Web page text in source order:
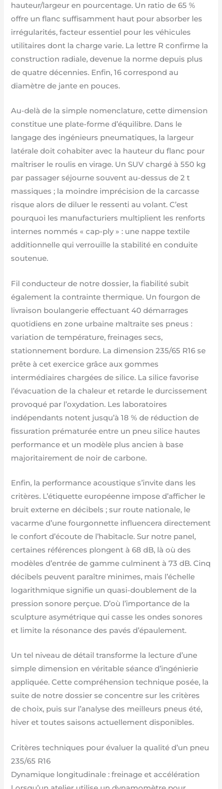
hauteur/largeur en pourcentage. Un ratio de 65 %
offre un flanc suffisamment haut pour absorber les
irrégularités, facteur essentiel pour les véhicules
utilitaires dont la charge varie. La lettre R confirme la
construction radiale, devenue la norme depuis plus
de quatre décennies. Enfin, 16 correspond au
diamètre de jante en pouces.
Au-delà de la simple nomenclature, cette dimension
constitue une plate-forme d’équilibre. Dans le
langage des ingénieurs pneumatiques, la largeur
latérale doit cohabiter avec la hauteur du flanc pour
maîtriser le roulis en virage. Un SUV chargé à 550 kg
par passager séjourne souvent au-dessus de 2 t
massiques ; la moindre imprécision de la carcasse
risque alors de diluer le ressenti au volant. C’est
pourquoi les manufacturiers multiplient les renforts
internes nommés « cap-ply » : une nappe textile
additionnelle qui verrouille la stabilité en conduite
soutenue.
Fil conducteur de notre dossier, la fiabilité subit
également la contrainte thermique. Un fourgon de
livraison boulangerie effectuant 40 démarrages
quotidiens en zone urbaine maltraite ses pneus :
variation de température, freinages secs,
stationnement bordure. La dimension 235/65 R16 se
prête à cet exercice grâce aux gommes
intermédiaires chargées de silice. La silice favorise
l’évacuation de la chaleur et retarde le durcissement
provoqué par l’oxydation. Les laboratoires
indépendants notent jusqu’à 18 % de réduction de
fissuration prématurée entre un pneu silice hautes
performance et un modèle plus ancien à base
majoritairement de noir de carbone.
Enfin, la performance acoustique s’invite dans les
critères. L’étiquette européenne impose d’afficher le
bruit externe en décibels ; sur route nationale, le
vacarme d’une fourgonnette influencera directement
le confort d’écoute de l’habitacle. Sur notre panel,
certaines références plongent à 68 dB, là où des
modèles d’entrée de gamme culminent à 73 dB. Cinq
décibels peuvent paraître minimes, mais l’échelle
logarithmique signifie un quasi-doublement de la
pression sonore perçue. D’où l’importance de la
sculpture asymétrique qui casse les ondes sonores
et limite la résonance des pavés d’épaulement.
Un tel niveau de détail transforme la lecture d’une
simple dimension en véritable séance d’ingénierie
appliquée. Cette compréhension technique posée, la
suite de notre dossier se concentre sur les critères
de choix, puis sur l’analyse des meilleurs pneus été,
hiver et toutes saisons actuellement disponibles.
Critères techniques pour évaluer la qualité d’un pneu
235/65 R16
Dynamique longitudinale : freinage et accélération